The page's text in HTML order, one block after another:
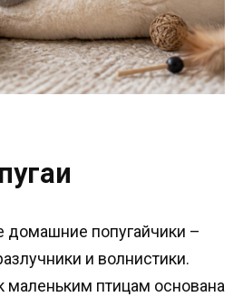
попугайчики –
и волнистики.
птицам основана